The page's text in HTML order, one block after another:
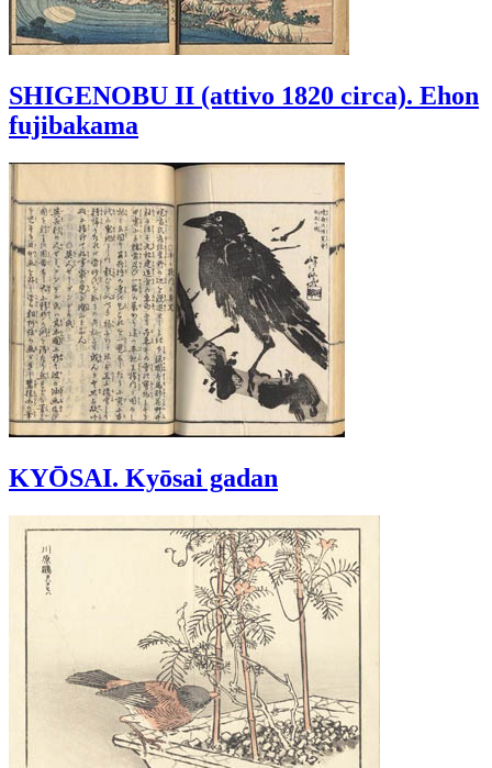
SHIGENOBU II (attivo 1820 circa). Ehon
fujibakama
KYŌSAI. Kyōsai gadan